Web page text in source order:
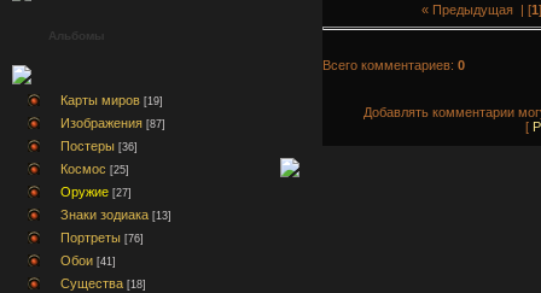
Альбомы
Карты миров [19]
Изображения [87]
Постеры [36]
Космос [25]
Оружие [27]
Знаки зодиака [13]
Портреты [76]
Обои [41]
Существа [18]
« Предыдущая| [1
Всего комментариев: 0
Добавлять комментарии
[